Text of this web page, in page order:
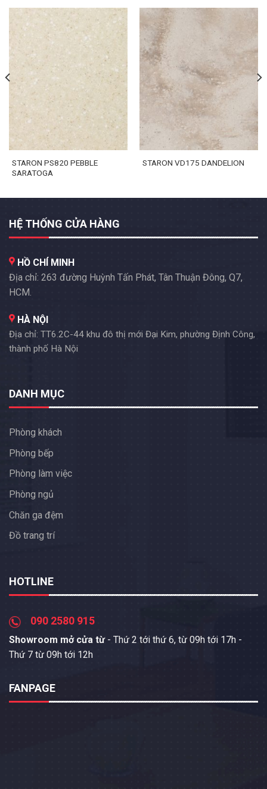
STARON PS820 PEBBLE
SARATOGA
STARON VD175 DANDELION
HỆ THỐNG CỬA HÀNG
HỒ CHÍ MINH
Địa chỉ: 263 đường Huỳnh Tấn Phát, Tân Thuận Đông, Q7,
HCM.
HÀ NỘI
Địa chỉ: TT6.2C-44 khu đô thị mới Đại Kim, phường Định Công,
thành phố Hà Nội
DANH MỤC
Phòng khách
Phòng bếp
Phòng làm việc
Phòng ngủ
Chăn ga đệm
Đồ trang trí
HOTLINE
090 2580 915
Showroom mở cửa từ - Thứ 2 tới thứ 6, từ 09h tới 17h -
Thứ 7 từ 09h tới 12h
FANPAGE